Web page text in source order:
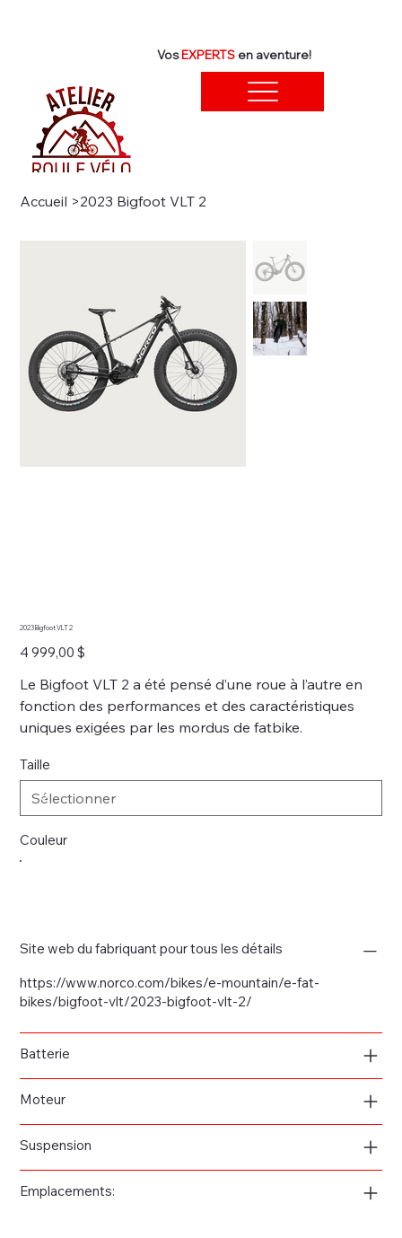
VosEXPERTS en aventure!
Accueil >2023 Bigfoot VLT 2
2023 Bigfoot VLT 2
Prix
4 999,00 $
Le Bigfoot VLT 2 a été pensé d’une roue à l’autre en
fonction des performances et des caractéristiques
uniques exigées par les mordus de fatbike.
Taille
Couleur
Site web du fabriquant pour tous les détails
https://www.norco.com/bikes/e-mountain/e-fat-
bikes/bigfoot-vlt/2023-bigfoot-vlt-2/
Batterie
Moteur
Suspension
Emplacements: